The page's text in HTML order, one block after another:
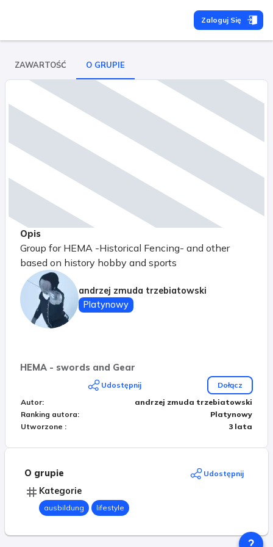
Zaloguj Się
ZAWARTOŚĆ O GRUPIE
Opis
Group for HEMA -Historical Fencing- and other
based on history hobby and sports
andrzej zmuda trzebiatowski
Platynowy
HEMA - swords and Gear
Udostępnij
Dołącz
Autor:
andrzej zmuda trzebiatowski
Ranking autora:
Platynowy
Utworzone : 3 lata
O grupie Udostępnij
Kategorie
ausbildung lifestyle